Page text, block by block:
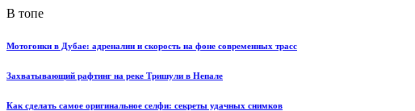
В топе
Мотогонки в Дубае: адреналин и скорость на фоне современных трасс
Захватывающий рафтинг на реке Тришули в Непале
Как сделать самое оригинальное селфи: секреты удачных снимков